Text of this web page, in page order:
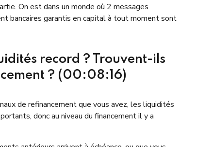
On est dans un monde où 2 messages
bancaires garantis en capital à tout moment sont
record ? Trouvent-ils
? (00:08:16)
de refinancement que vous avez, les liquidités
donc au niveau du financement il y a